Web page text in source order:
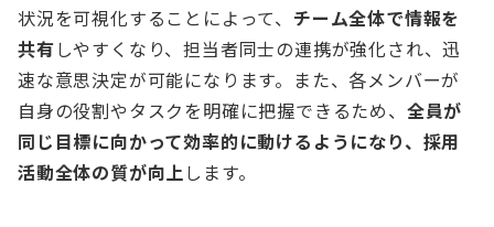
状況を可視化することによって、 チーム全体で情報を
共有しやすくなり、担当者同士の連携が強化され、迅
速な意思決定が可能になります。また、各メンバーが
自身の役割やタスクを明確に把握できるため、 全員が
同じ目標に向かって効率的に動けるようになり、採用
活動全体の質が向上 します。